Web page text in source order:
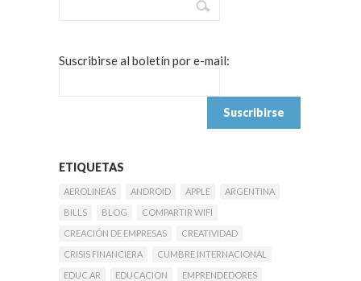
Suscribirse al boletín por e-mail:
ETIQUETAS
AEROLINEAS ANDROID APPLE
ARGENTINA
BILLS
BLOG
COMPARTIR WIFI
CREACIÓN DE EMPRESAS
CREATIVIDAD
CRISIS FINANCIERA
CUMBRE INTERNACIONAL
EDUC.AR
EDUCACION
EMPRENDEDORES